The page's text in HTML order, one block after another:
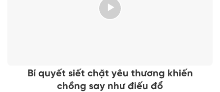
Bí quyết siết chặt yêu thương khiến
chồng say như điếu đổ